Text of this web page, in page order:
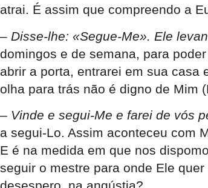
atrai. É assim que compreendo a
– Disse-lhe: «Segue-Me». Ele
domingos e de semana, para
abrir a porta, entrarei em sua casa
olha para trás não é digno de Mim
– Vinde e segui-Me e farei de vós
a segui-Lo. Assim aconteceu com
E é na medida em que nos
seguir o mestre para onde Ele